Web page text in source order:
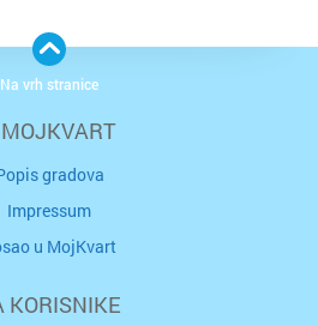
gradova
Impressum
u MojKvart
KORISNIKE
Na vrh stranice